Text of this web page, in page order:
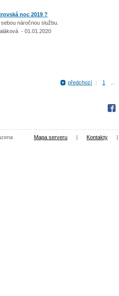
noc 2019 ?
náročnou službu.
- 01.01.2020
předchozí | 1
Mapa serveru | Kontakty |